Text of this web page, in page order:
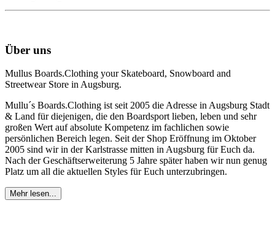
Über uns
Mullus Boards.Clothing your Skateboard, Snowboard and
Streetwear Store in Augsburg.
Mullu´s Boards.Clothing ist seit 2005 die Adresse in Augsburg Stadt
& Land für diejenigen, die den Boardsport lieben, leben und sehr
großen Wert auf absolute Kompetenz im fachlichen sowie
persönlichen Bereich legen. Seit der Shop Eröffnung im Oktober
2005 sind wir in der Karlstrasse mitten in Augsburg für Euch da.
Nach der Geschäftserweiterung 5 Jahre später haben wir nun genug
Platz um all die aktuellen Styles für Euch unterzubringen.
Mehr lesen...